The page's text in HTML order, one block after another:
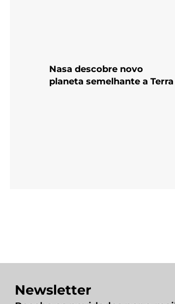
Nasa descobre novo
planeta semelhante a Terra
Newsletter